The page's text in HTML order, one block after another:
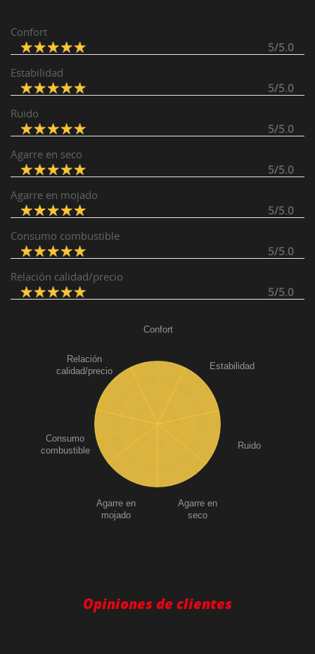
Confort
5/5.0
Estabilidad
5/5.0
Ruido
5/5.0
Agarre en seco
5/5.0
Agarre en mojado
5/5.0
Consumo combustible
5/5.0
Relación calidad/precio
5/5.0
Confort
Estabilidad
Ruido
Agarre en
seco
Agarre en
mojado
Consumo
combustible
Relación
calidad/precio
Opiniones de clientes